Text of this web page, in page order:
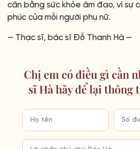
cân bằng sức khỏe âm đạo, vì sự
phúc của mỗi người phụ nữ.
— Thạc sĩ, bác sĩ Đỗ Thanh Hà —
Chị em có điều gì cần
sĩ Hà hãy để lại thông